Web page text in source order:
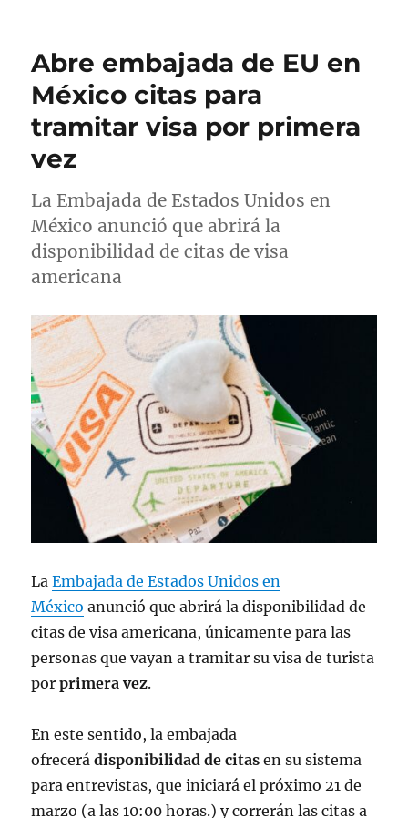
a
o
e
l
r
s
e
a
s
Abre embajada de EU en
México citas para
tramitar visa por primera
vez
La Embajada de Estados Unidos en
México anunció que abrirá la
disponibilidad de citas de visa
americana
LaEmbajada de Estados Unidos en
México anunció que abrirá la disponibilidad de
citas de visa americana, únicamente para las
personas que vayan a tramitar su visa de turista
porprimera vez.
En este sentido, la embajada
ofrecerádisponibilidad de citas en su sistema
para entrevistas, que iniciará el próximo 21 de
marzo (a las 10:00 horas.) y correrán las citas a